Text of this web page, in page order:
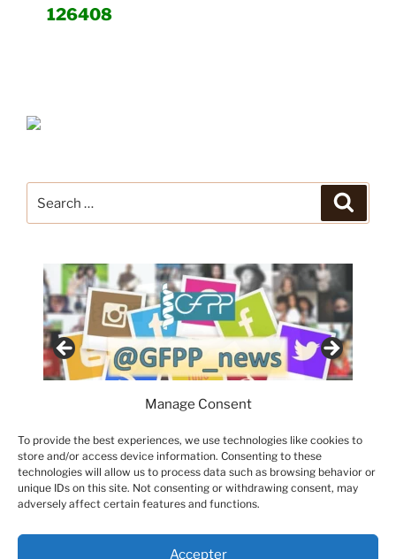
Manage Consent
To provide the best experiences, we use technologies like cookies to
store and/or access device information. Consenting to these
technologies will allow us to process data such as browsing behavior or
unique IDs on this site. Not consenting or withdrawing consent, may
adversely affect certain features and functions.
Accepter
126408